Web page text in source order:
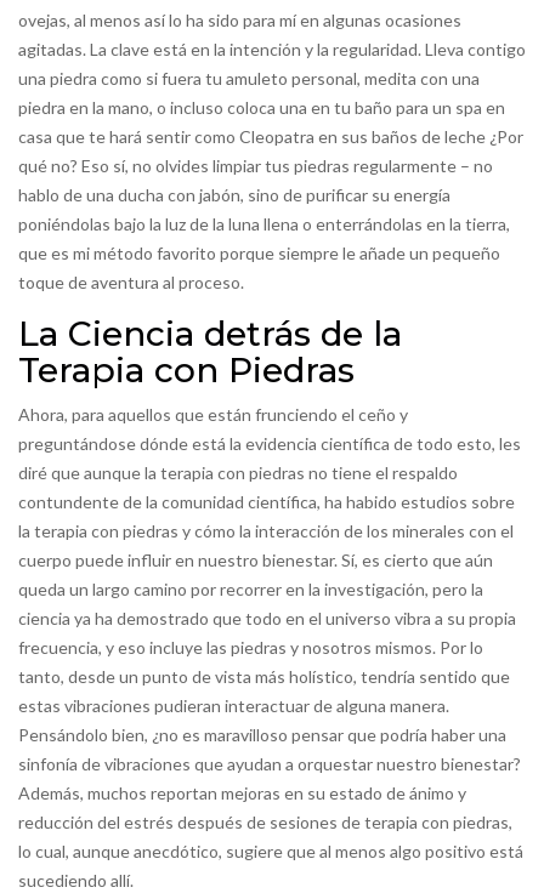
ovejas, al menos así lo ha sido para mí en algunas ocasiones
agitadas. La clave está en la intención y la regularidad. Lleva contigo
una piedra como si fuera tu amuleto personal, medita con una
piedra en la mano, o incluso coloca una en tu baño para un spa en
casa que te hará sentir como Cleopatra en sus baños de leche ¿Por
qué no? Eso sí, no olvides limpiar tus piedras regularmente – no
hablo de una ducha con jabón, sino de purificar su energía
poniéndolas bajo la luz de la luna llena o enterrándolas en la tierra,
que es mi método favorito porque siempre le añade un pequeño
toque de aventura al proceso.
La Ciencia detrás de la
Terapia con Piedras
Ahora, para aquellos que están frunciendo el ceño y
preguntándose dónde está la evidencia científica de todo esto, les
diré que aunque la terapia con piedras no tiene el respaldo
contundente de la comunidad científica, ha habido estudios sobre
la terapia con piedras y cómo la interacción de los minerales con el
cuerpo puede influir en nuestro bienestar. Sí, es cierto que aún
queda un largo camino por recorrer en la investigación, pero la
ciencia ya ha demostrado que todo en el universo vibra a su propia
frecuencia, y eso incluye las piedras y nosotros mismos. Por lo
tanto, desde un punto de vista más holístico, tendría sentido que
estas vibraciones pudieran interactuar de alguna manera.
Pensándolo bien, ¿no es maravilloso pensar que podría haber una
sinfonía de vibraciones que ayudan a orquestar nuestro bienestar?
Además, muchos reportan mejoras en su estado de ánimo y
reducción del estrés después de sesiones de terapia con piedras,
lo cual, aunque anecdótico, sugiere que al menos algo positivo está
sucediendo allí.